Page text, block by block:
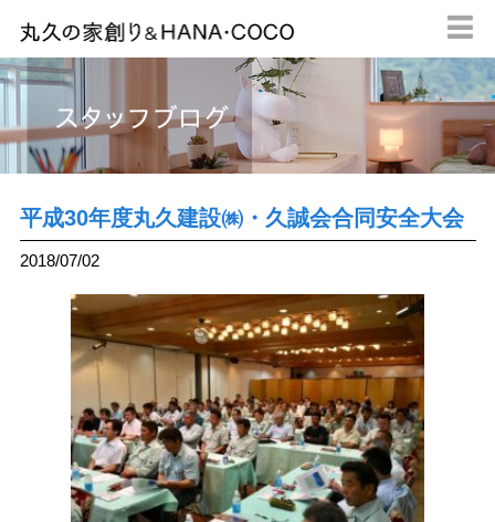

平成30年度丸久建設㈱・久誠会合同安全大会
2018/07/02